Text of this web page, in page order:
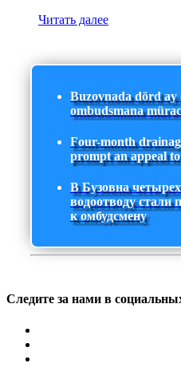
Читать далее
Buzovnada dörd ay
ombudsmana
Four-month
prompt an appeal
В Бузовна
водоотводу стали
к омбудсмену
Следите за нами в